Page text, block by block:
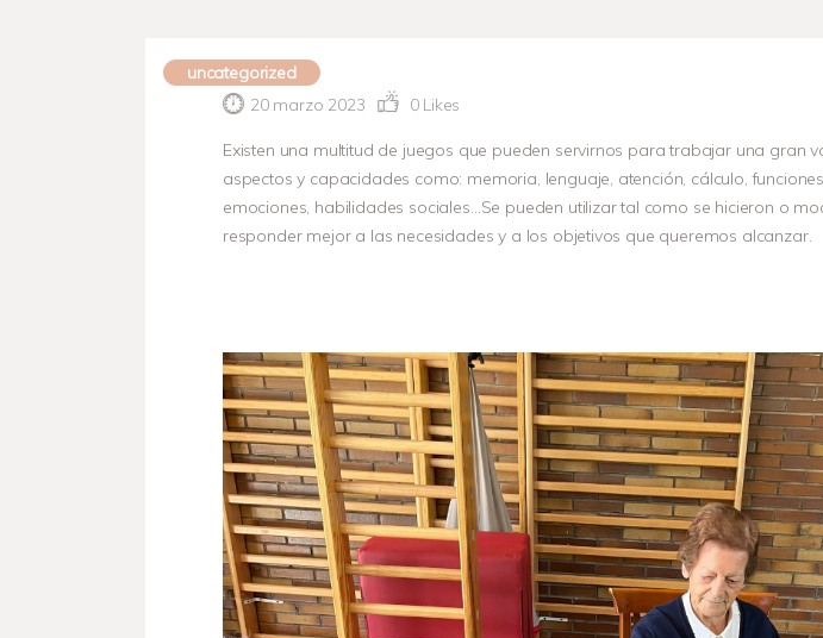
uncategorized
20 marzo 2023
0 Likes
Existen una multitud de juegos que pueden servirnos para trabajar una gran
aspectos y capacidades como: memoria, lenguaje, atención, cálculo,
emociones, habilidades sociales…Se pueden utilizar tal como se hicieron o
responder mejor a las necesidades y a los objetivos que queremos alcanzar.